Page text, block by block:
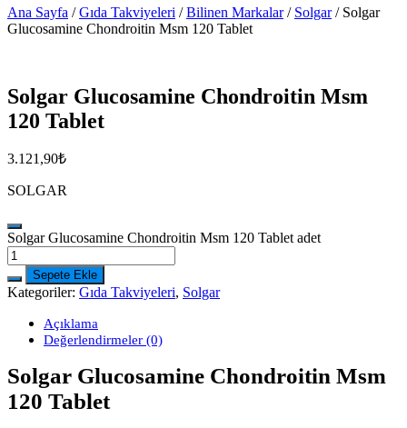
Ana Sayfa /Gıda Takviyeleri /Bilinen Markalar/ Solgar/ Solgar
Glucosamine Chondroitin Msm 120 Tablet
Solgar Glucosamine Chondroitin Msm
120 Tablet
3.121,90₺
SOLGAR
Solgar Glucosamine Chondroitin Msm 120 Tablet adet
Sepete Ekle
Kategoriler: Gıda Takviyeleri, Solgar
Açıklama
Değerlendirmeler (0)
Solgar Glucosamine Chondroitin Msm
120 Tablet